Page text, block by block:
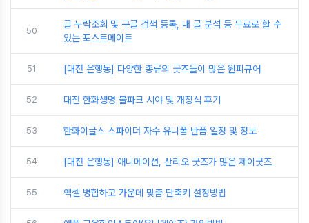
50
글 누락조회 및 구글 검색 등록, 내 글 분석 등 무료로 할 수
있는 포스트메이트
51 [대전 은행동] 다양한 종류의 굿즈들이 많은 원피규어
52 대전 한화생명 볼파크 시야 및 개장식 후기
53 한화이글스 스파이더 자수 유니폼 반품 일정 및 정보
54 [대전 은행동] 애니메이션, 산리오 굿즈가 많은 제이굿즈
55 엑셀 병합하고 가운데 맞춤 단축키 설정방법